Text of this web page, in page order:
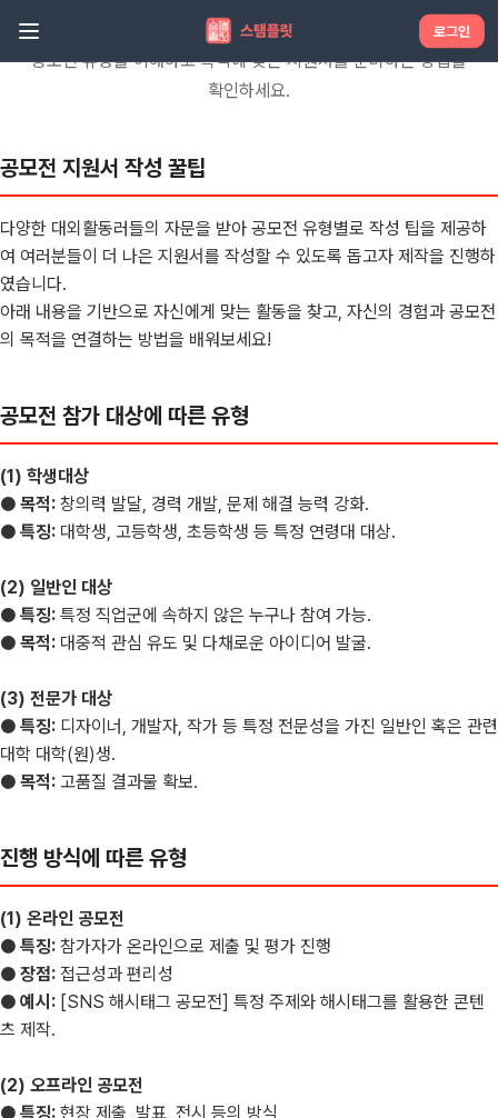
로그인
대외활동 꿀팁 정보
공모전 유형을 이해하고 목적에 맞는 지원서를 준비하는 방법을
확인하세요.
공모전 지원서 작성 꿀팁
다양한 대외활동러들의 자문을 받아 공모전 유형별로 작성 팁을 제공하
여 여러분들이 더 나은 지원서를 작성할 수 있도록 돕고자 제작을 진행하
였습니다.
아래 내용을 기반으로 자신에게 맞는 활동을 찾고, 자신의 경험과 공모전
의 목적을 연결하는 방법을 배워보세요!
공모전 참가 대상에 따른 유형
(1) 학생대상
● 목적: 창의력 발달, 경력 개발, 문제 해결 능력 강화.
● 특징: 대학생, 고등학생, 초등학생 등 특정 연령대 대상.
(2) 일반인 대상
● 특징: 특정 직업군에 속하지 않은 누구나 참여 가능.
● 목적: 대중적 관심 유도 및 다채로운 아이디어 발굴.
(3) 전문가 대상
● 특징: 디자이너, 개발자, 작가 등 특정 전문성을 가진 일반인 혹은 관련
대학 대학(원)생.
● 목적: 고품질 결과물 확보.
진행 방식에 따른 유형
(1) 온라인 공모전
● 특징: 참가자가 온라인으로 제출 및 평가 진행
● 장점: 접근성과 편리성
● 예시: [SNS 해시태그 공모전] 특정 주제와 해시태그를 활용한 콘텐
츠 제작.
(2) 오프라인 공모전
● 특징: 현장 제출, 발표, 전시 등의 방식